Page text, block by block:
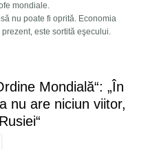
mondiale.
nu poate fi oprită. Economia
este sortită eşecului.
Mondială“: „În
nu are niciun viitor,